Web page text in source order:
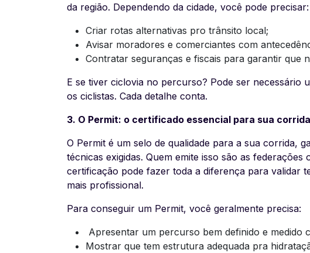
da região. Dependendo da cidade, você pode precisar:
Criar rotas alternativas pro trânsito local;
Avisar moradores e comerciantes com
Contratar seguranças e fiscais para garantir que
E se tiver ciclovia no percurso? Pode ser necessário
os ciclistas. Cada detalhe conta.
3. O Permit: o certificado essencial para sua corrida
O Permit é um selo de qualidade para a sua corrida,
técnicas exigidas. Quem emite isso são as
certificação pode fazer toda a diferença para validar
mais profissional.
Para conseguir um Permit, você geralmente precisa:
Apresentar um percurso bem definido e medido
Mostrar que tem estrutura adequada pra